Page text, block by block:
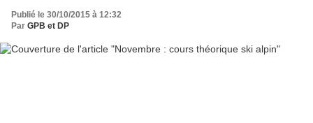
Publié le 30/10/2015 à 12:32
Par GPB et DP